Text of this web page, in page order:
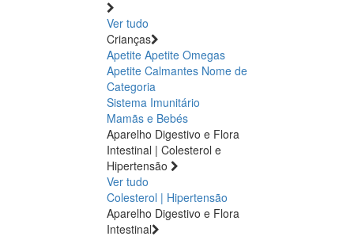
Ver tudo
Crianças
Apetite Apetite Omegas
Apetite Calmantes Nome de
Categoria
Sistema Imunitário
Mamãs e Bebés
Aparelho Digestivo e Flora
Intestinal | Colesterol e
Hipertensão
Ver tudo
Colesterol | Hipertensão
Aparelho Digestivo e Flora
Intestinal